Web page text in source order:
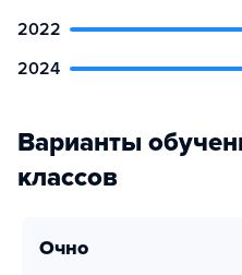
2022
2024
Варианты
классов
очно